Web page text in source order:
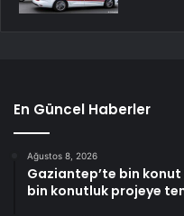
En Güncel Haberler
Ağustos 8, 2026
Gaziantep’te bin
bin konutluk projeye